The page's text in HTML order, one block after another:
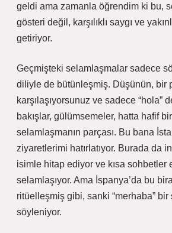
geldi ama zamanla öğrendim ki bu,
gösteri değil, karşılıklı saygı ve
getiriyor.
Geçmişteki selamlaşmalar sadece
diliyle de bütünleşmiş. Düşünün, bir
karşılaşıyorsunuz ve sadece “hola”
bakışlar, gülümsemeler, hatta hafif
selamlaşmanın parçası. Bu bana
ziyaretlerimi hatırlatıyor. Burada da
isimle hitap ediyor ve kısa sohbetler
selamlaşıyor. Ama İspanya’da bu
ritüelleşmiş gibi, sanki “merhaba” bir
söyleniyor.